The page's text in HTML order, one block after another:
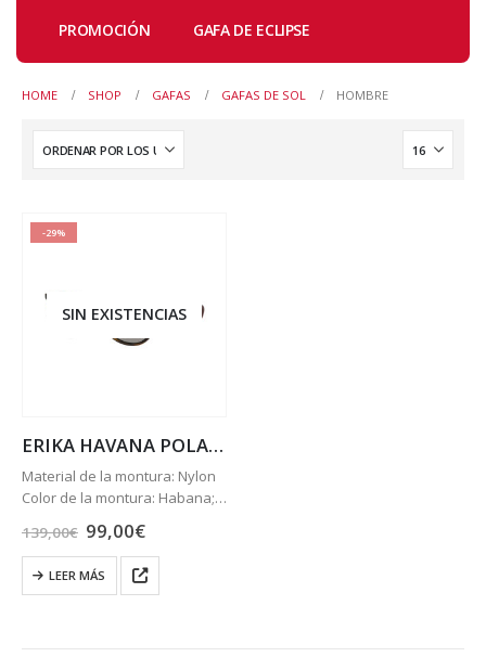
PROMOCIÓN GAFA DE ECLIPSE
HOME SHOP GAFAS GAFAS DE SOL HOMBRE
-29%
SIN EXISTENCIAS
ERIKA HAVANA POLARIZADA
Material de la montura: Nylon
Color de la montura: Habana;
Lentes:Polarizadas Marrón
Degradada
Lens Category: 3
Longitud de las patillas: 145
139,00€ El
precio
original
era:
139,00€.
99,00€El
actual
es:
99,00€.
LEER MÁS